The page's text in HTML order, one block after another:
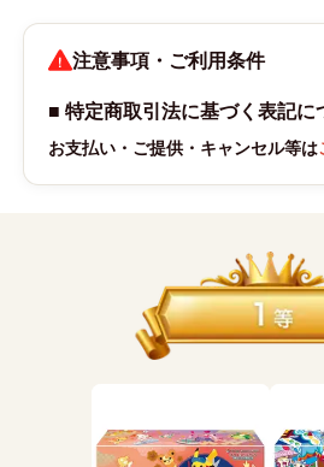
注意事項・ご利用条件
■ 特定商取引法に基づく表記に
お支払い・ご提供・キャンセル等は